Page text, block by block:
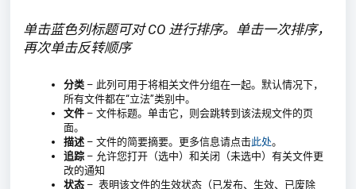
单击蓝色列标题可对 CO 进行排序。单击一次排序，
再次单击反转顺序
分类 – 此列可用于将相关文件分组在一起。默认情况下，
所有文件都在“立法”类别中。
文件 – 文件标题。单击它，则会跳转到该法规文件的页
面。
描述 – 文件的简要摘要。更多信息请点击此处。
追踪 – 允许您打开（选中）和关闭（未选中）有关文件更
改的通知
状态 – 表明该文件的生效状态（已发布、生效、已废除